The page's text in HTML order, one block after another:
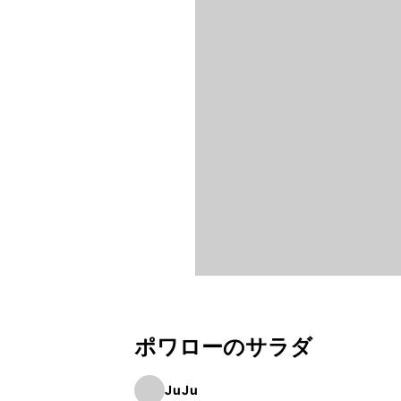
ポワローのサラダ
JuJu